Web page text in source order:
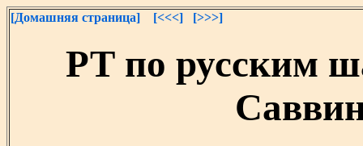
[Домашняя страница] [<<<] [>>>]
РТ по русским